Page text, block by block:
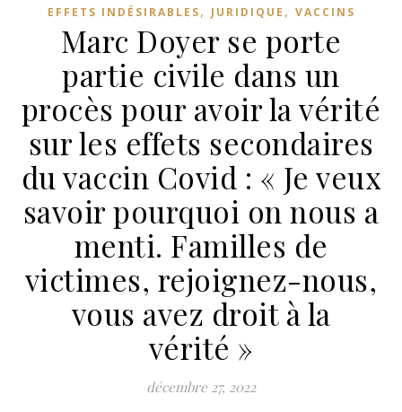
EFFETS INDÉSIRABLES, JURIDIQUE , VACCINS
Marc Doyer se porte
partie civile dans un
procès pour avoir la vérité
sur les effets secondaires
du vaccin Covid : « Je veux
savoir pourquoi on nous a
menti. Familles de
victimes, rejoignez-nous,
vous avez droit à la
vérité »
décembre 27, 2022